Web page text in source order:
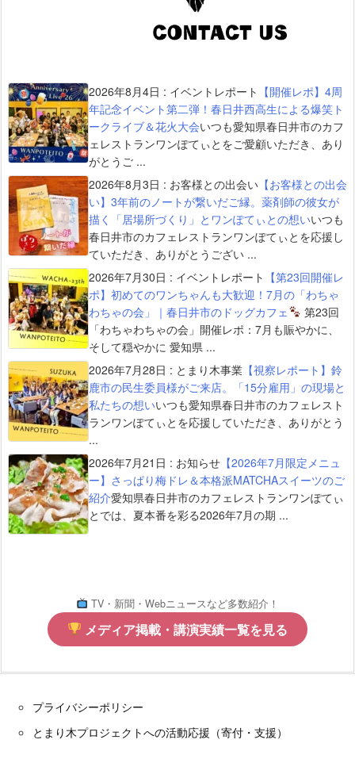
2026年8月4日 : イベントレポート 【開催レポ】4周
年記念イベント第二弾！春日井西高生による爆笑ト
ークライブ＆花火大会いつも愛知県春日井市のカフ
ェレストランワンぽてぃとをご愛顧いただき、あり
がとうご ...
2026年8月3日 : お客様との出会い 【お客様との出会
い】3年前のノートが繋いだご縁。薬剤師の彼女が
描く「居場所づくり」とワンぽてぃとの想いいつも
春日井市のカフェレストランワンぽてぃとを応援し
ていただき、ありがとうござい ...
2026年7月30日 : イベントレポート 【第23回開催レ
ポ】初めてのワンちゃんも大歓迎！7月の「わちゃ
わちゃの会」｜春日井市のドッグカフェ
第23回
「わちゃわちゃの会」開催レポ：7月も賑やかに、
そして穏やかに 愛知県 ...
2026年7月28日 : とまり木事業 【視察レポート】鈴
鹿市の民生委員様がご来店。「15分雇用」の現場と
私たちの想いいつも愛知県春日井市のカフェレスト
ランワンぽてぃとを応援していただき、ありがとう
...
2026年7月21日 : お知らせ 【2026年7月限定メニュ
ー】さっぱり梅ドレ＆本格派MATCHAスイーツのご
紹介愛知県春日井市のカフェレストランワンぽてぃ
とでは、夏本番を彩る2026年7月の期 ...
TV・新聞・Webニュースなど多数紹介！
メディア掲載・講演実績一覧を見る
プライバシーポリシー
とまり木プロジェクトへの活動応援（寄付・支援）